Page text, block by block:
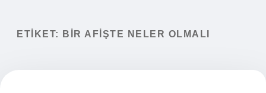
Yasal Uyarı
ETIKET: BIR AFIŞTE NELER OLMALI